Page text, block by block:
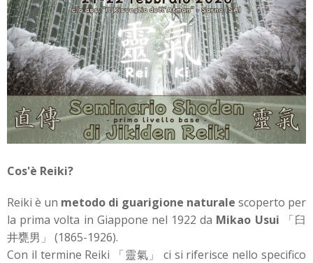
Cos'è Reiki?
Reiki è un metodo di guarigione naturale scoperto per
la prima volta in Giappone nel 1922 da Mikao Usui 「臼
井甕男」 (1865-1926).
Con il termine Reiki 「靈氣」 ci si riferisce nello specifico